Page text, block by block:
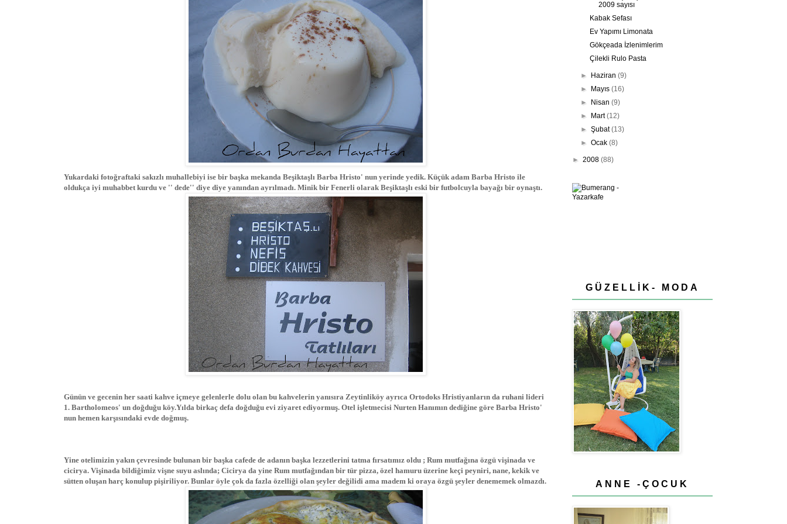
Yukardaki fotoğraftaki sakızlı muhallebiyi ise bir başka mekanda Beşiktaşlı Barba Hristo' nun yerinde yedik. Küçük adam Barba Hristo ile
oldukça iyi muhabbet kurdu ve '' dede'' diye diye yanından ayrılmadı. Minik bir Fenerli olarak Beşiktaşlı eski bir futbolcuyla bayağı bir oynaştı.
Günün ve gecenin her saati kahve içmeye gelenlerle dolu olan bu kahvelerin yanısıra Zeytinliköy ayrıca Ortodoks Hristiyanların da ruhani lideri
1. Bartholomeos' un doğduğu köy.Yılda birkaç defa doğduğu evi ziyaret ediyormuş. Otel işletmecisi Nurten Hanımın dediğine göre Barba Hristo'
nun hemen karşısındaki evde doğmuş.
Yine otelimizin yakın çevresinde bulunan bir başka cafede de adanın başka lezzetlerini tatma fırsatımız oldu ; Rum mutfağına özgü vişinada ve
cicirya. Vişinada bildiğimiz vişne suyu aslında; Cicirya da yine Rum mutfağından bir tür pizza, özel hamuru üzerine keçi peyniri, nane, kekik ve
sütten oluşan harç konulup pişiriliyor. Bunlar öyle çok da fazla özelliği olan şeyler değilidi ama madem ki oraya özgü şeyler denememek olmazdı.
2009 sayısı
Kabak Sefası
Ev Yapımı Limonata
Gökçeada İzlenimlerim
Çilekli Rulo Pasta
► Haziran(9)
► Mayıs(16)
► Nisan(9)
► Mart(12)
►Şubat(13)
►Ocak(8)
► 2008 (88)
GÜZELLİK- MODA
ANNE -ÇOCUK